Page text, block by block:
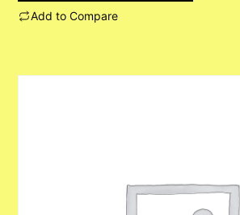
Add to Compare